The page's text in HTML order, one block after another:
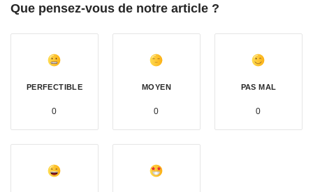
Que pensez-vous de notre article ?
PERFECTIBLE
0
MOYEN
0
PAS MAL
0